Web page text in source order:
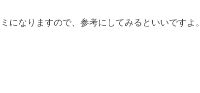
になりますので、参考にしてみるといいですよ。